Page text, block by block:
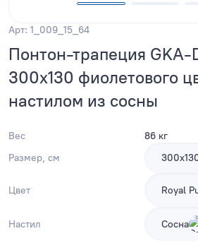
Арт: 1_009_15_64
Понтон-трапеция GKA-
300x130 фиолетового
настилом из сосны
Вес
86 кг
Размер, см
Цвет Royal
Настил Сосна